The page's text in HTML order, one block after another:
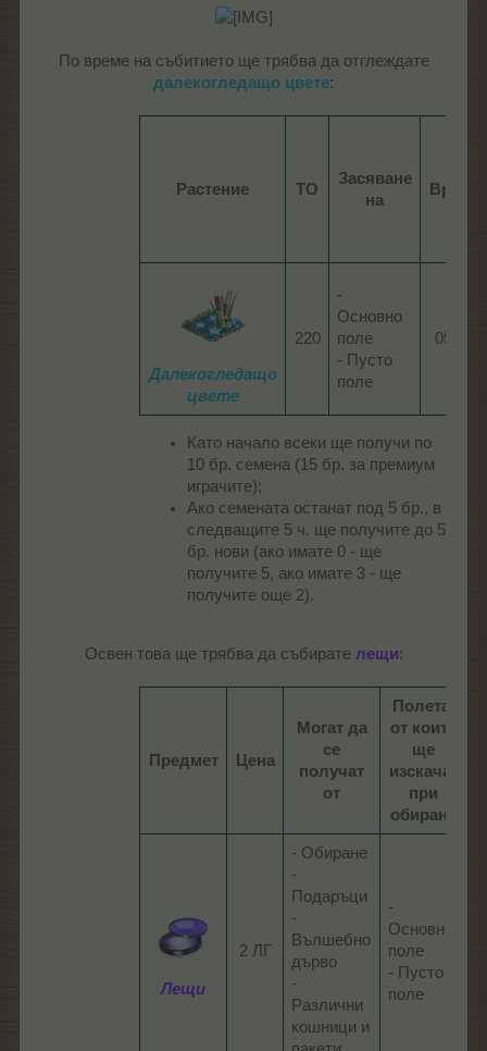
По време на събитието ще трябва да отглеждате
далекогледащо цвете:​
Растение ТО
Засяване
на
Време
Далекогледащо
цвете
220​
-
Основно
поле
- Пусто
поле
05:30​
Като начало всеки ще получи по
10 бр. семена (15 бр. за премиум
играчите);
Ако семената останат под 5 бр., в
следващите 5 ч. ще получите до 5
бр. нови (ако имате 0 - ще
получите 5, ако имате 3 - ще
получите още 2).
Освен това ще трябва да събирате лещи:​
Предмет Цена
Могат да
се
получат
от
Полета,
от които
ще
изскачат
при
обиране
Лещи
2 ЛГ​
- Обиране
-
Подаръци
-
Вълшебно
дърво
-
Различни
кошници и
-
Основно
поле
- Пусто
поле​